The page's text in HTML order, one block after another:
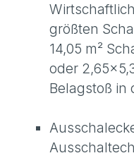
größten
14,05 m²
oder
Belagstoß in